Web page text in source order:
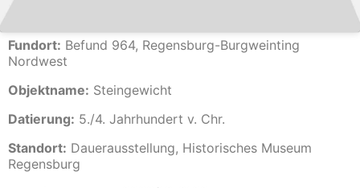
Fundort: Befund 964, Regensburg-Burgweinting
Nordwest
Objektname: Steingewicht
Datierung: 5./4. Jahrhundert v. Chr.
Standort: Dauerausstellung, Historisches Museum
Regensburg